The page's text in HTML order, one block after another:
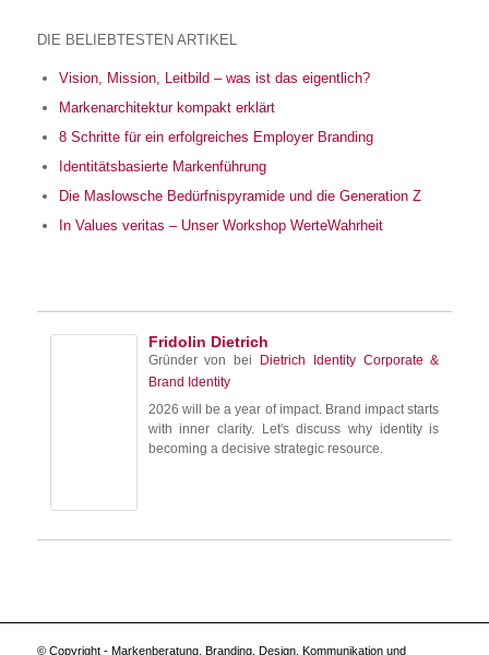
DIE BELIEBTESTEN ARTIKEL
Vision, Mission, Leitbild – was ist das eigentlich?
Markenarchitektur kompakt erklärt
8 Schritte für ein erfolgreiches Employer Branding
Identitätsbasierte Markenführung
Die Maslowsche Bedürfnispyramide und die Generation Z
In Values veritas – Unser Workshop WerteWahrheit
Fridolin Dietrich
Gründer von bei Dietrich Identity Corporate &
Brand Identity
2026 will be a year of impact. Brand impact starts
with inner clarity. Let's discuss why identity is
becoming a decisive strategic resource.
© Copyright - Markenberatung, Branding, Design, Kommunikation und